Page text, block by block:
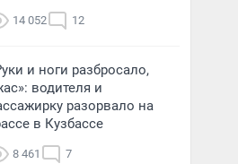
14 052 12
и ноги разбросало,
водителя и
разорвало на
в Кузбассе
8 461 7